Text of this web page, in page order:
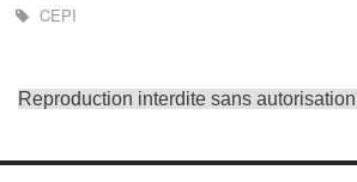
CEPI
Reproduction interdite sans